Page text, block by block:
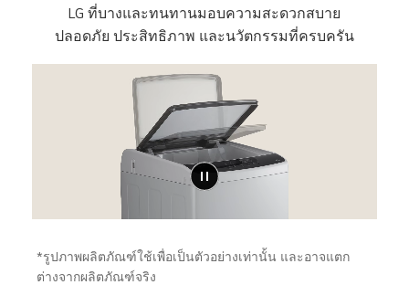
LG ที่บางและทนทานมอบความสะดวกสบาย
ปลอดภัย ประสิทธิภาพ และนวัตกรรมที่ครบครัน
*รูปภาพผลิตภัณฑ์ใช้เพื่อเป็นตัวอย่างเท่านั้น และอาจแตก
ต่างจากผลิตภัณฑ์จริง